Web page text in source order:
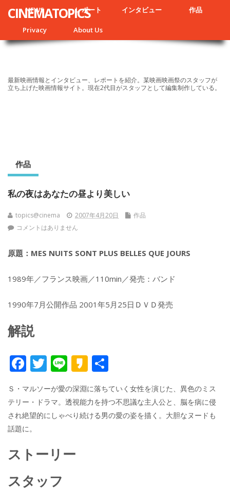
NEWS レポート インタビュー 作品
Privacy About Us
CINEMATOPICS
最新映画情報とインタビュー、レポートを紹介。某映画映画祭のスタッフが
立ち上げた映画情報サイト。現在2代目がスタッフとして編集制作している。
作品
私の夜はあなたの昼より美しい
topics@cinema 2007年4月20日
作品
コメントはありません
原題：MES NUITS SONT PLUS BELLES QUE JOURS
1989年／フランス映画／110min／発売：バンド
1990年7月公開作品 2001年5月25日ＤＶＤ発売
解説
F
e
b
o
o
k
T
w
itt
er
Li
n
e
K
a
k
a
Ｓ・マルソーが愛の深淵に落ちていく女性を演じた、異色のミス
テリー・ドラマ。透視能力を持つ不思議な主人公と、脳を病に侵
され絶望的にしゃべり続ける男の愛の姿を描く。大胆なヌードも
話題に。
ストーリー
スタッフ